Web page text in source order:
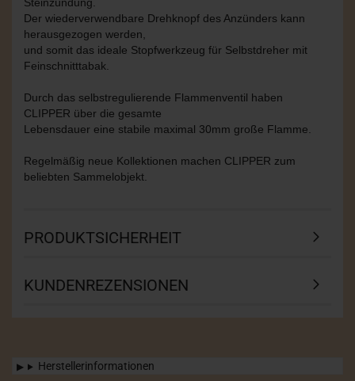
Steinzündung.
Der wiederverwendbare Drehknopf des Anzünders kann
herausgezogen werden,
und somit das ideale Stopfwerkzeug für Selbstdreher mit
Feinschnitttabak.
Durch das selbstregulierende Flammenventil haben
CLIPPER über die gesamte
Lebensdauer eine stabile maximal 30mm große Flamme.
Regelmäßig neue Kollektionen machen CLIPPER zum
beliebten Sammelobjekt.
PRODUKTSICHERHEIT
KUNDENREZENSIONEN
Herstellerinformationen